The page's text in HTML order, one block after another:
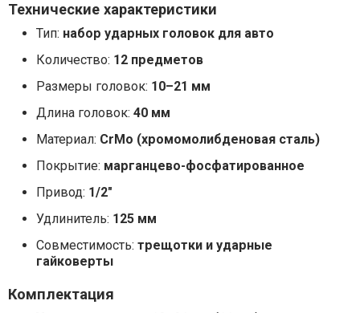
Технические характеристики
Тип: набор ударных головок для авто
Количество: 12 предметов
Размеры головок: 10–21 мм
Длина головок: 40 мм
Материал: CrMo (хромомолибденовая сталь)
Покрытие: марганцево-фосфатированное
Привод: 1/2"
Удлинитель: 125 мм
Совместимость: трещотки и ударные
гайковерты
Комплектация